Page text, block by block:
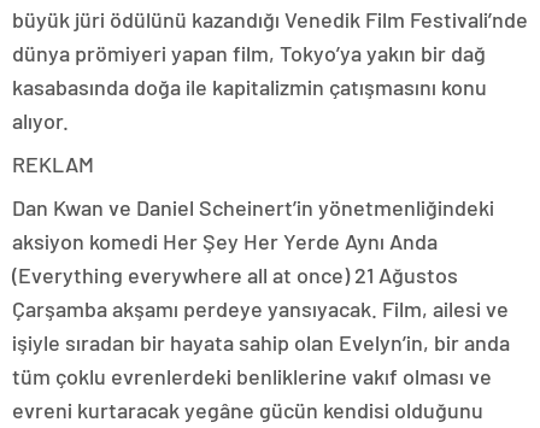
büyük jüri ödülünü kazandığı Venedik Film Festivali’nde
dünya prömiyeri yapan film, Tokyo’ya yakın bir dağ
kasabasında doğa ile kapitalizmin çatışmasını konu
alıyor.
REKLAM
Dan Kwan ve Daniel Scheinert’in yönetmenliğindeki
aksiyon komedi Her Şey Her Yerde Aynı Anda
(Everything everywhere all at once) 21 Ağustos
Çarşamba akşamı perdeye yansıyacak. Film, ailesi ve
işiyle sıradan bir hayata sahip olan Evelyn’in, bir anda
tüm çoklu evrenlerdeki benliklerine vakıf olması ve
evreni kurtaracak yegâne gücün kendisi olduğunu